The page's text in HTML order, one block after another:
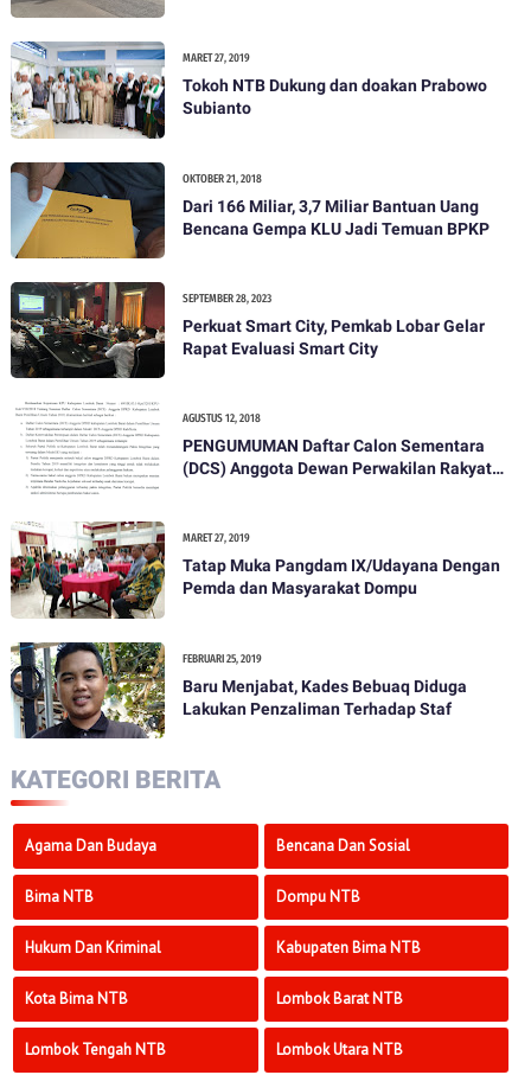
MARET 27, 2019
Tokoh NTB Dukung dan doakan Prabowo
Subianto
OKTOBER 21, 2018
Dari 166 Miliar, 3,7 Miliar Bantuan Uang
Bencana Gempa KLU Jadi Temuan BPKP
SEPTEMBER 28, 2023
Perkuat Smart City, Pemkab Lobar Gelar
Rapat Evaluasi Smart City
AGUSTUS 12, 2018
PENGUMUMAN Daftar Calon Sementara
(DCS) Anggota Dewan Perwakilan Rakyat
MARET 27, 2019
Tatap Muka Pangdam IX/Udayana Dengan
Pemda dan Masyarakat Dompu
FEBRUARI 25, 2019
Baru Menjabat, Kades Bebuaq Diduga
Lakukan Penzaliman Terhadap Staf
KATEGORI BERITA
Agama Dan Budaya Bencana Dan Sosial
Bima NTB Dompu NTB
Hukum Dan Kriminal Kabupaten Bima NTB
Kota Bima NTB Lombok Barat NTB
Lombok Tengah NTB Lombok Utara NTB